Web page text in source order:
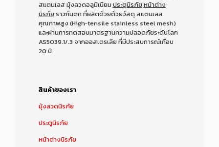
สแตนเลส มุ้งลวดอลูมิเนียม ประตูนิรภัย หน้าต่าง
นิรภัย ราวกันตก ที่ผลิตด้วยด้วยวัสดุ สแตนเลส
คุณภาพสูง (High‑tensile stainless steel mesh)
และผ่านการทดสอบมาตรฐานความปลอดภัยระดับโลก
AS5039.1/.3 จากออสเตรเลีย ที่มีประสบการณ์เกือบ
20 ปี
สินค้าของเรา
มุ้งลวดนิรภัย
ประตูนิรภัย
หน้าต่างนิรภัย